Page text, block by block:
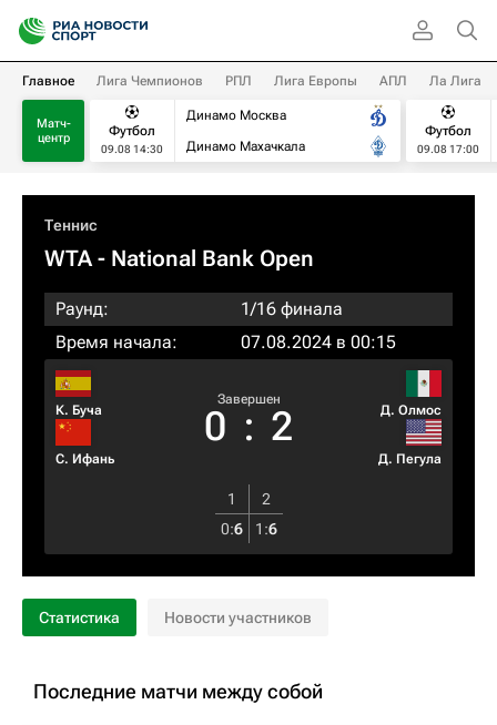
Главное Лига Чемпионов РПЛ Лига Европы АПЛ Ла Лига
Матч-
центр
Футбол
09.08 14:30
Динамо Москва
Динамо Махачкала
Футбол
09.08 17:00
Теннис
WTA- National Bank Open
Раунд:
1/16 финала
Время начала:
07.08.2024 в 00:15
К. Буча
С. Ифань
Завершен
0 : 2 Д. Олмос
Д. Пегула
1
2
0:6 1 :6
Статистика Новости участников
Последние матчи между собой